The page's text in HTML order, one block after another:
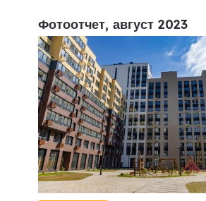
Фотоотчет, август 2023